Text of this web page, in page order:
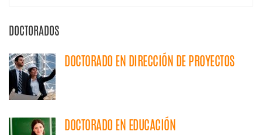
DOCTORADOS
DOCTORADO EN DIRECCIÓN DE PROYECTOS
DOCTORADO EN EDUCACIÓN